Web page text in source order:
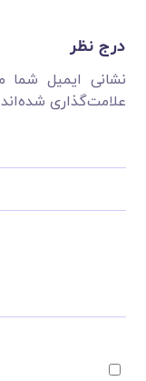
درج نظر
نشانی ایمیل شما
علامت‌گذاری